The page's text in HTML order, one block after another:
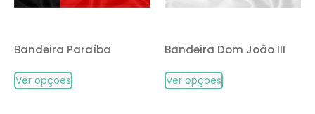
Bandeira Paraíba
Ver opções
Bandeira Dom João III
Ver opções